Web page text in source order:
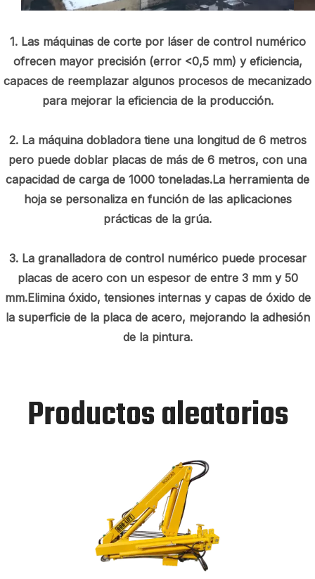
1. Las máquinas de corte por láser de control numérico
ofrecen mayor precisión (error <0,5 mm) y eficiencia,
capaces de reemplazar algunos procesos de mecanizado
para mejorar la eficiencia de la producción.
2. La máquina dobladora tiene una longitud de 6 metros
pero puede doblar placas de más de 6 metros, con una
capacidad de carga de 1000 toneladas.La herramienta de
hoja se personaliza en función de las aplicaciones
prácticas de la grúa.
3. La granalladora de control numérico puede procesar
placas de acero con un espesor de entre 3 mm y 50
mm.Elimina óxido, tensiones internas y capas de óxido de
la superficie de la placa de acero, mejorando la adhesión
de la pintura.
Productos aleatorios